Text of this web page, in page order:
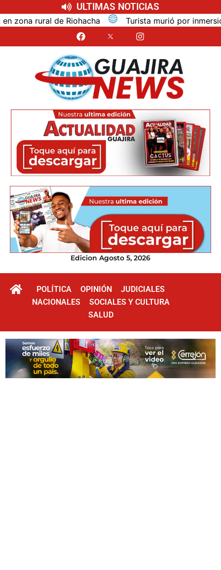
ULTIMAS NOTICIAS
rural de Riohacha Turista murió por inmersión
Edicion Agosto 5, 2026
POLÍTICA OPINIÓN
JUDICIALES
NACIONALES
SOCIALES Y CULTURA
SALUD